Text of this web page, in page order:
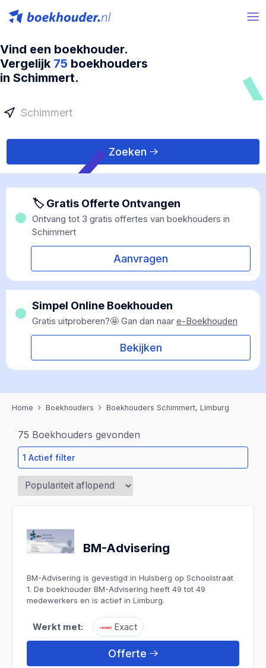
Vind een boekhouder.
Vergelijk 75 boekhouders
in Schimmert.
Zoeken
🏷 Gratis Offerte Ontvangen
Ontvang tot 3 gratis offertes van boekhouders in
Schimmert
Aanvragen
Simpel Online Boekhouden
Gratis uitproberen?🤩 Gan dan naar e-Boekhouden
Bekijken
Home Boekhouders Boekhouders Schimmert, Limburg
75 Boekhouders gevonden
1 Actief filter
BM-Advisering
BM-Advisering is gevestigd in Hulsberg op Schoolstraat
1. De boekhouder BM-Advisering heeft 49 tot 49
medewerkers en is actief in Limburg.
Werkt met: Exact
Offerte